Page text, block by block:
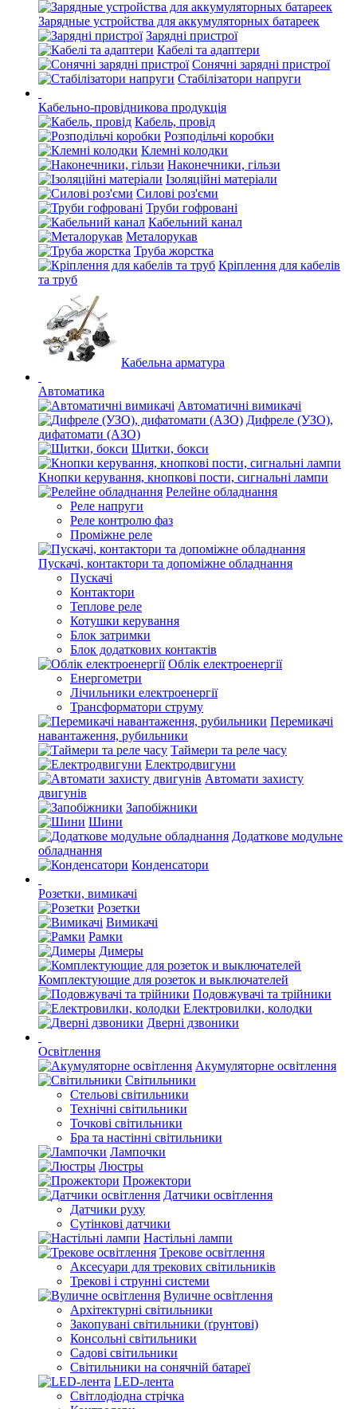
Зарядные устройства для аккумуляторных батареек
Зарядні пристрої
Кабелі та адаптери
Сонячні зарядні пристрої
Стабілізатори напруги
Кабельно-провідникова продукція
Кабель, провід
Розподільчі коробки
Клемні колодки
Наконечники, гільзи
Ізоляційні матеріали
Силові роз'єми
Труби гофровані
Кабельний канал
Металорукав
Труба жорстка
Кріплення для кабелів
та труб
Кабельна арматура
Автоматика
Автоматичні вимикачі
Дифреле (УЗО),
дифатомати (АЗО)
Щитки, бокси
Кнопки керування, кнопкові пости, сигнальні лампи
Релейне обладнання
Реле напруги
Реле контролю фаз
Проміжне реле
Пускачі, контактори та допоміжне обладнання
Пускачі
Контактори
Теплове реле
Котушки керування
Блок затримки
Блок додаткових контактів
Облік електроенергії
Енергометри
Лічильники електроенергії
Трансформатори струму
Перемикачі
навантаження, рубильники
Таймери та реле часу
Електродвигуни
Автомати захисту
двигунів
Запобіжники
Шини
Додаткове модульне
обладнання
Конденсатори
Розетки, вимикачі
Розетки
Вимикачі
Рамки
Димеры
Комплектующие для розеток и выключателей
Подовжувачі та трійники
Електровилки, колодки
Дверні дзвоники
Освітлення
Акумуляторне освітлення
Світильники
Стельові світильники
Технічні світильники
Точкові світильники
Бра та настінні світильники
Лампочки
Люстры
Прожектори
Датчики освітлення
Датчики руху
Сутінкові датчики
Настільні лампи
Трекове освітлення
Аксесуари для трекових світильників
Трекові і струнні системи
Вуличне освітлення
Архітектурні світильники
Закопувані світильники (ґрунтові)
Консольні світильники
Садові світильники
Світильники на сонячній батареї
LED-лента
Світлодіодна стрічка